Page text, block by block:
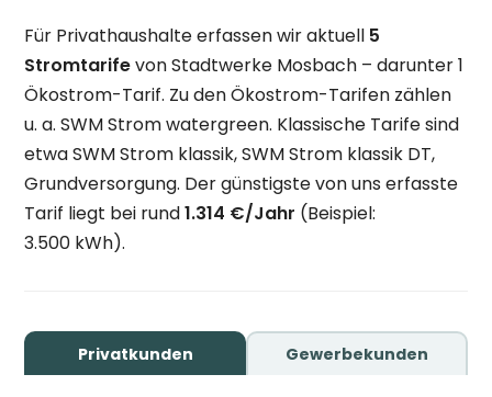
Für Privathaushalte erfassen wir aktuell 5
Stromtarifevon Stadtwerke Mosbach – darunter 1
Ökostrom-Tarif. Zu den Ökostrom-Tarifen zählen
u. a. SWM Strom watergreen. Klassische Tarife sind
etwa SWM Strom klassik, SWM Strom klassik DT,
Grundversorgung. Der günstigste von uns erfasste
Tarif liegt bei rund1.314 €/Jahr (Beispiel:
3.500 kWh).
Privatkunden Gewerbekunden